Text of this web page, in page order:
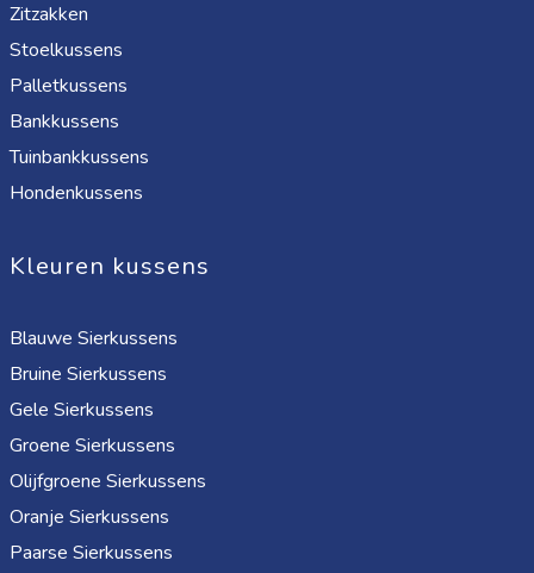
Zitzakken
Stoelkussens
Palletkussens
Bankkussens
Tuinbankkussens
Hondenkussens
Kleuren kussens
Blauwe Sierkussens
Bruine Sierkussens
Gele Sierkussens
Groene Sierkussens
Olijfgroene Sierkussens
Oranje Sierkussens
Paarse Sierkussens